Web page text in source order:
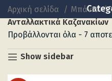
Αρχική σελίδα Μπάνιο
Ανταλλακτικά Καζανακίων
Προβάλλονται όλα - 7
Show sidebar